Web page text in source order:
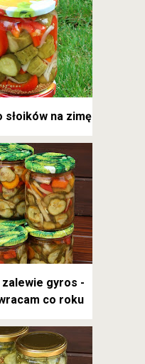
na zimę
zalewie gyros -
co roku